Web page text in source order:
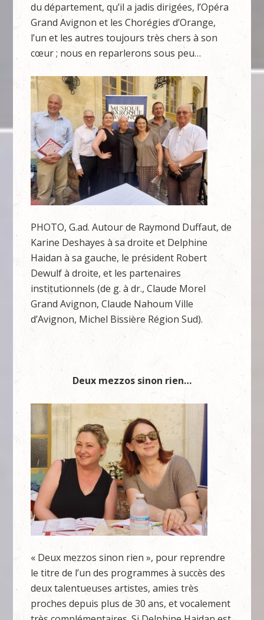
du département, qu’il a jadis dirigées, l’Opéra
Grand Avignon et les Chorégies d’Orange,
l’un et les autres toujours très chers à son
cœur ; nous en reparlerons sous peu…
PHOTO, G.ad. Autour de Raymond Duffaut, de
Karine Deshayes à sa droite et Delphine
Haidan à sa gauche, le président Robert
Dewulf à droite, et les partenaires
institutionnels (de g. à dr., Claude Morel
Grand Avignon, Claude Nahoum Ville
d’Avignon, Michel Bissière Région Sud).
Deux mezzos sinon rien…
« Deux mezzos sinon rien », pour reprendre
le titre de l’un des programmes à succès des
deux talentueuses artistes, amies très
proches depuis plus de 30 ans, et vocalement